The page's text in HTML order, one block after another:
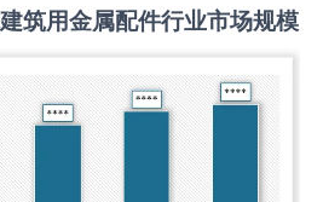
建筑用金属配件行业市场规模